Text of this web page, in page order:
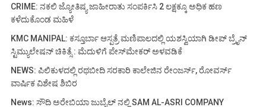
CRIME: ನಕಲಿ ಜ್ಯೋತಿಷ್ಯ ಜಾಹೀರಾತು ಸಂಪರ್ಕಿಸಿ 2 ಲಕ್ಷಕ್ಕೂ ಅಧಿಕ ಹಣ
ಕಳೆದುಕೊಂಡ ಮಹಿಳೆ
KMC MANIPAL: ಕಸ್ತೂರ್ಬಾ ಆಸ್ಪತ್ರೆ ಮಣಿಪಾಲದಲ್ಲಿ ಯಶಸ್ವಿಯಾಗಿ ಡೀಪ್ ಬ್ರೈನ್
ಸ್ಟಿಮ್ಯುಲೇಷನ್ ಚಿಕಿತ್ಸೆ : ಮೆದುಳಿಗೆ ಪೇಸ್‌ಮೇಕರ್ ಅಳವಡಿಕೆ
NEWS: ಪಿಲಿಕುಳದಲ್ಲಿ ರಥಬೀದಿ ಸರಕಾರಿ ಕಾಲೇಜಿನ ರೇಂಜರ್ಸ್, ರೋವರ್ಸ್
ವಾರ್ಷಿಕ ವಿಶೇಷ ಶಿಬಿರ
News: ಸೌದಿ ಅರೇಬಿಯಾ ಜುಬೈಲ್ ನಲ್ಲಿ SAM AL-ASRI COMPANY